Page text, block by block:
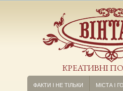
КРЕАТИВНІ
ФАКТИ І НЕ ТІЛЬКИ МІСТА І